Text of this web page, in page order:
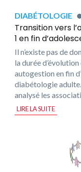
DIABÉTOLOGIE
Transition vers
1 en fin
Il n’existe pas de
la durée
autogestion en fin
diabétologie adulte.
analysé les
LIRE LA SUITE